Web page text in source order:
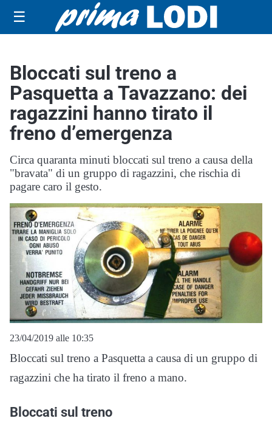
☰
Bloccati sul treno a
Pasquetta a Tavazzano: dei
ragazzini hanno tirato il
freno d’emergenza
Circa quaranta minuti bloccati sul treno a causa della
"bravata" di un gruppo di ragazzini, che rischia di
pagare caro il gesto.
23/04/2019 alle 10:35
Bloccati sul treno a Pasquetta a causa di un gruppo di
ragazzini che ha tirato il freno a mano.
Bloccati sul treno